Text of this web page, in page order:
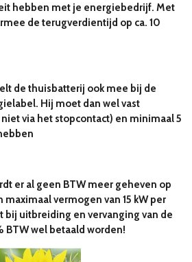
hebben met je energiebedrijf. Met
de terugverdientijd op ca. 10
de thuisbatterij ook mee bij de
Hij moet dan wel vast
via het stopcontact) en minimaal 5
er al geen BTW meer geheven op
vermogen van 15 kW per
bij uitbreiding en vervanging van de
BTW wel betaald worden!